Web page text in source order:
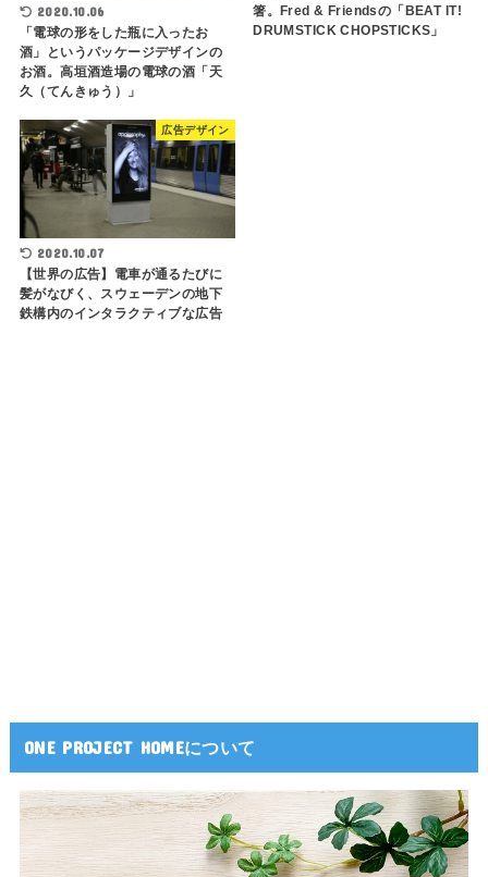
2020.10.06
「電球の形をした瓶に入ったお
酒」というパッケージデザインの
お酒。高垣酒造場の電球の酒「天
久（てんきゅう）」
箸。Fred & Friendsの「BEAT IT!
DRUMSTICK CHOPSTICKS」
広告デザイン
2020.10.07
【世界の広告】電車が通るたびに
髪がなびく、スウェーデンの地下
鉄構内のインタラクティブな広告
ONE PROJECT HOMEについて